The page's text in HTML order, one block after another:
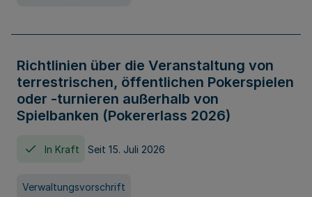
Richtlinien über die Veranstaltung von
terrestrischen, öffentlichen Pokerspielen
oder -turnieren außerhalb von
Spielbanken (Pokererlass 2026)
In Kraft Seit 15. Juli 2026
Verwaltungsvorschrift